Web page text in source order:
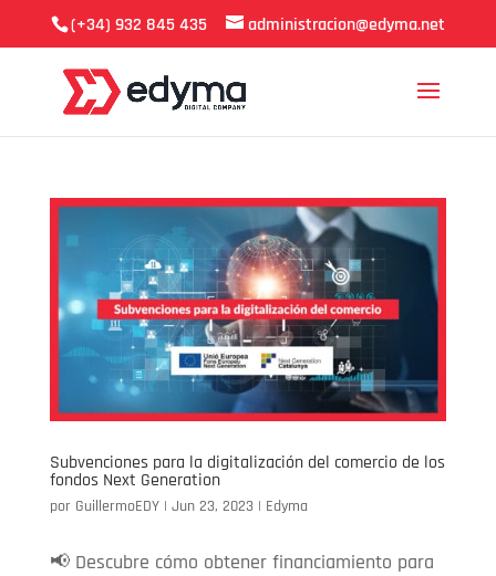
(+34) 932 845 435 administracion@edyma.net
Subvenciones para la digitalización del comercio de los
fondos Next Generation
por GuillermoEDY| Jun 23, 2023 | Edyma
📢 Descubre cómo obtener financiamiento para